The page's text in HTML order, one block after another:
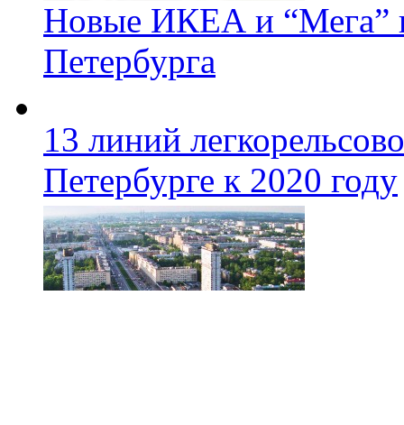
Новые ИКЕА и “Мега”
Петербурга
13 линий
Петербурге к 2020 году